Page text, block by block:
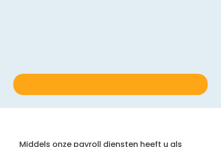
Middels onze payroll diensten heeft u als